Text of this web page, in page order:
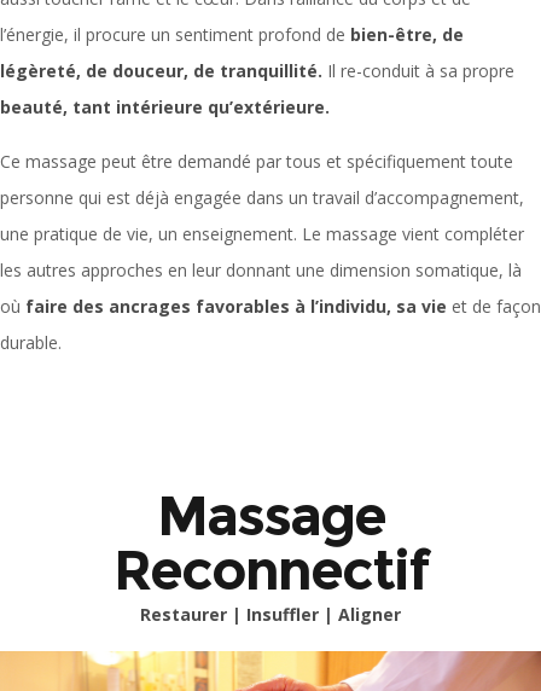
l’énergie, il procure un sentiment profond de bien-être, de
légèreté, de douceur, de tranquillité. Il re-conduit à sa propre
beauté, tant intérieure qu’extérieure.
Ce massage peut être demandé par tous et spécifiquement toute
personne qui est déjà engagée dans un travail d’accompagnement,
une pratique de vie, un enseignement. Le massage vient compléter
les autres approches en leur donnant une dimension somatique, là
où faire des ancrages favorables à l’individu, sa vie et de façon
durable.
Massage
Reconnectif
Restaurer | Insuffler | Aligner